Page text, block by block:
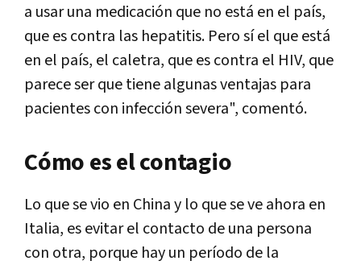
a usar una medicación que no está en el país,
que es contra las hepatitis. Pero sí el que está
en el país, el caletra, que es contra el HIV, que
parece ser que tiene algunas ventajas para
pacientes con infección severa", comentó.
Cómo es el contagio
Lo que se vio en China y lo que se ve ahora en
Italia, es evitar el contacto de una persona
con otra, porque hay un período de la